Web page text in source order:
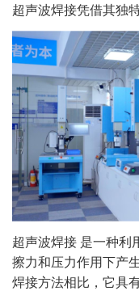
超声波焊接凭借其独
超声波焊接 是一种利
擦力和压力作用下产
焊接方法相比，它具